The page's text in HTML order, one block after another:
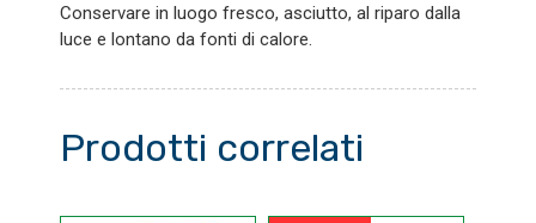
Conservare in luogo fresco, asciutto, al riparo dalla
luce e lontano da fonti di calore.
Prodotti correlati